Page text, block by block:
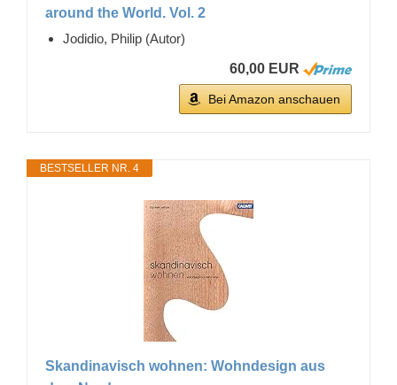
around the World. Vol. 2
Jodidio, Philip (Autor)
60,00 EUR
Bei Amazon anschauen
BESTSELLER NR. 4
Skandinavisch wohnen: Wohndesign aus